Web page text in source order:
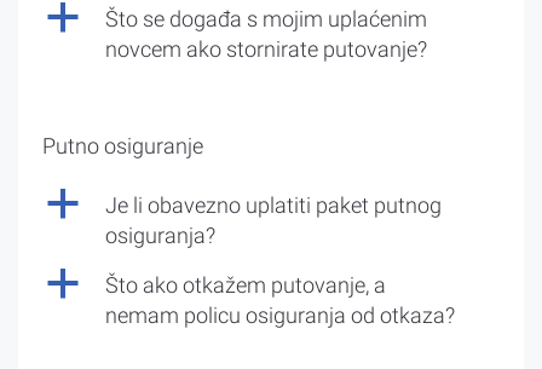
a
Što se događa s mojim uplaćenim
novcem ako stornirate putovanje?
Putno osiguranje
a
Je li obavezno uplatiti paket putnog
osiguranja?
a
Što ako otkažem putovanje, a
nemam policu osiguranja od otkaza?